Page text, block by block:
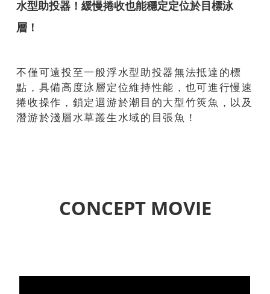
水型助投器！緩慢捲收也能穩定定位於目標泳
層！
不僅可遠投至一般浮水型助投器無法抵達的標
點，具備高度泳層定位維持性能，也可進行慢速
捲收操作，鎖定迴游於潮目的大型竹筴魚，以及
潛游於淺層水草叢生水域的目張魚！
CONCEPT MOVIE